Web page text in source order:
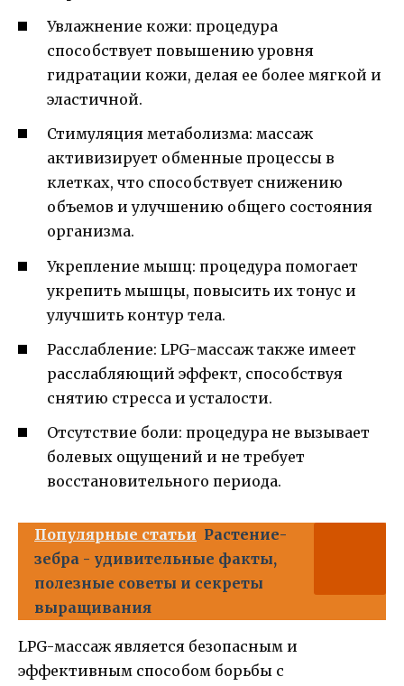
Увлажнение кожи: процедура
способствует повышению уровня
гидратации кожи, делая ее более мягкой и
эластичной.
Стимуляция метаболизма: массаж
активизирует обменные процессы в
клетках, что способствует снижению
объемов и улучшению общего состояния
организма.
Укрепление мышц: процедура помогает
укрепить мышцы, повысить их тонус и
улучшить контур тела.
Расслабление: LPG-массаж также имеет
расслабляющий эффект, способствуя
снятию стресса и усталости.
Отсутствие боли: процедура не вызывает
болевых ощущений и не требует
восстановительного периода.
Популярные статьи Растение-
зебра - удивительные факты,
полезные советы и секреты
выращивания
LPG-массаж является безопасным и
эффективным способом борьбы с